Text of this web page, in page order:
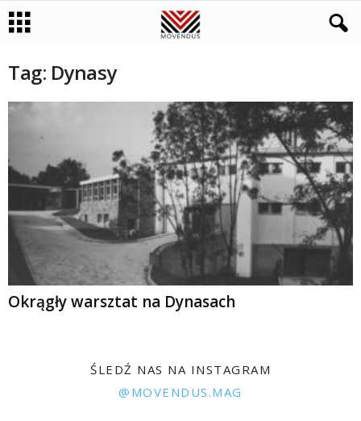
Tag: Dynasy
Okrągły warsztat na Dynasach
ŚLEDŹ NAS NA INSTAGRAM
@MOVENDUS.MAG